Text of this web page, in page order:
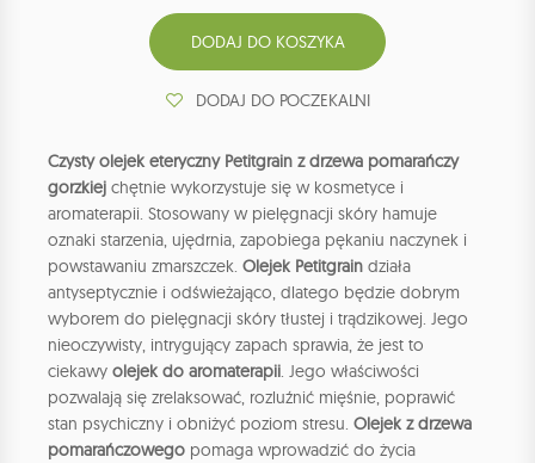
DODAJ DO POCZEKALNI
Czysty olejek eteryczny Petitgrain z drzewa pomarańczy
gorzkiej chętnie wykorzystuje się w kosmetyce i
aromaterapii. Stosowany w pielęgnacji skóry hamuje
oznaki starzenia, ujędrnia, zapobiega pękaniu naczynek i
powstawaniu zmarszczek. Olejek Petitgrain działa
antyseptycznie i odświeżająco, dlatego będzie dobrym
wyborem do pielęgnacji skóry tłustej i trądzikowej. Jego
nieoczywisty, intrygujący zapach sprawia, że jest to
ciekawy olejek do aromaterapii. Jego właściwości
pozwalają się zrelaksować, rozluźnić mięśnie, poprawić
stan psychiczny i obniżyć poziom stresu. Olejek z drzewa
pomarańczowego pomaga wprowadzić do życia